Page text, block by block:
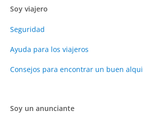
Soy viajero
Seguridad
Ayuda para los viajeros
Consejos para encontrar un buen
Soy un anunciante